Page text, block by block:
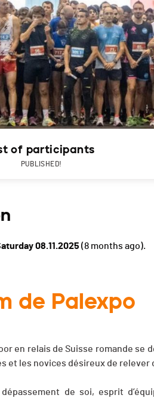
of participants
PUBLISHED!
08.11.2025 (8 months ago).
de Palexpo
en relais de Suisse romande
et les novices désireux de relever
de soi, esprit